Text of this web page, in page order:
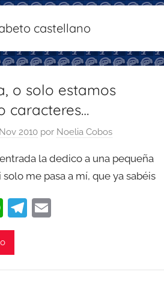
castellano
o solo estamos
caracteres…
2010 por Noelia Cobos
la dedico a una pequeña
solo me pasa a mí, que ya sabéis
W
h
at
T